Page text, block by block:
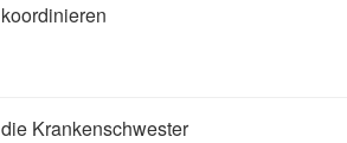
koordinieren
die Krankenschwester